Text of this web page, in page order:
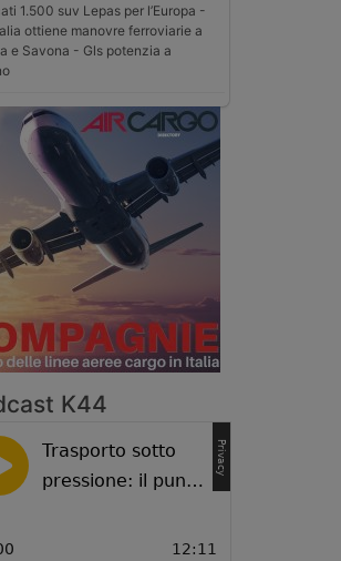
1.500 suv Lepas per l’Europa -
ottiene manovre ferroviarie a
e Savona - Gls potenzia a
K44